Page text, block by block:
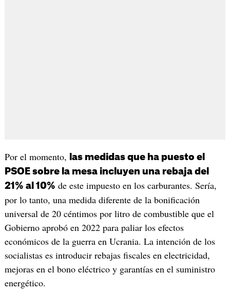
Por el momento,
las medidas que ha puesto el
PSOE sobre la mesa incluyen una rebaja del
21% al 10% de este impuesto en los carburantes. Sería,
por lo tanto, una medida diferente de la bonificación
universal de 20 céntimos por litro de combustible que el
Gobierno aprobó en 2022 para paliar los efectos
económicos de la guerra en Ucrania. La intención de los
socialistas es introducir rebajas fiscales en electricidad,
mejoras en el bono eléctrico y garantías en el suministro
energético.